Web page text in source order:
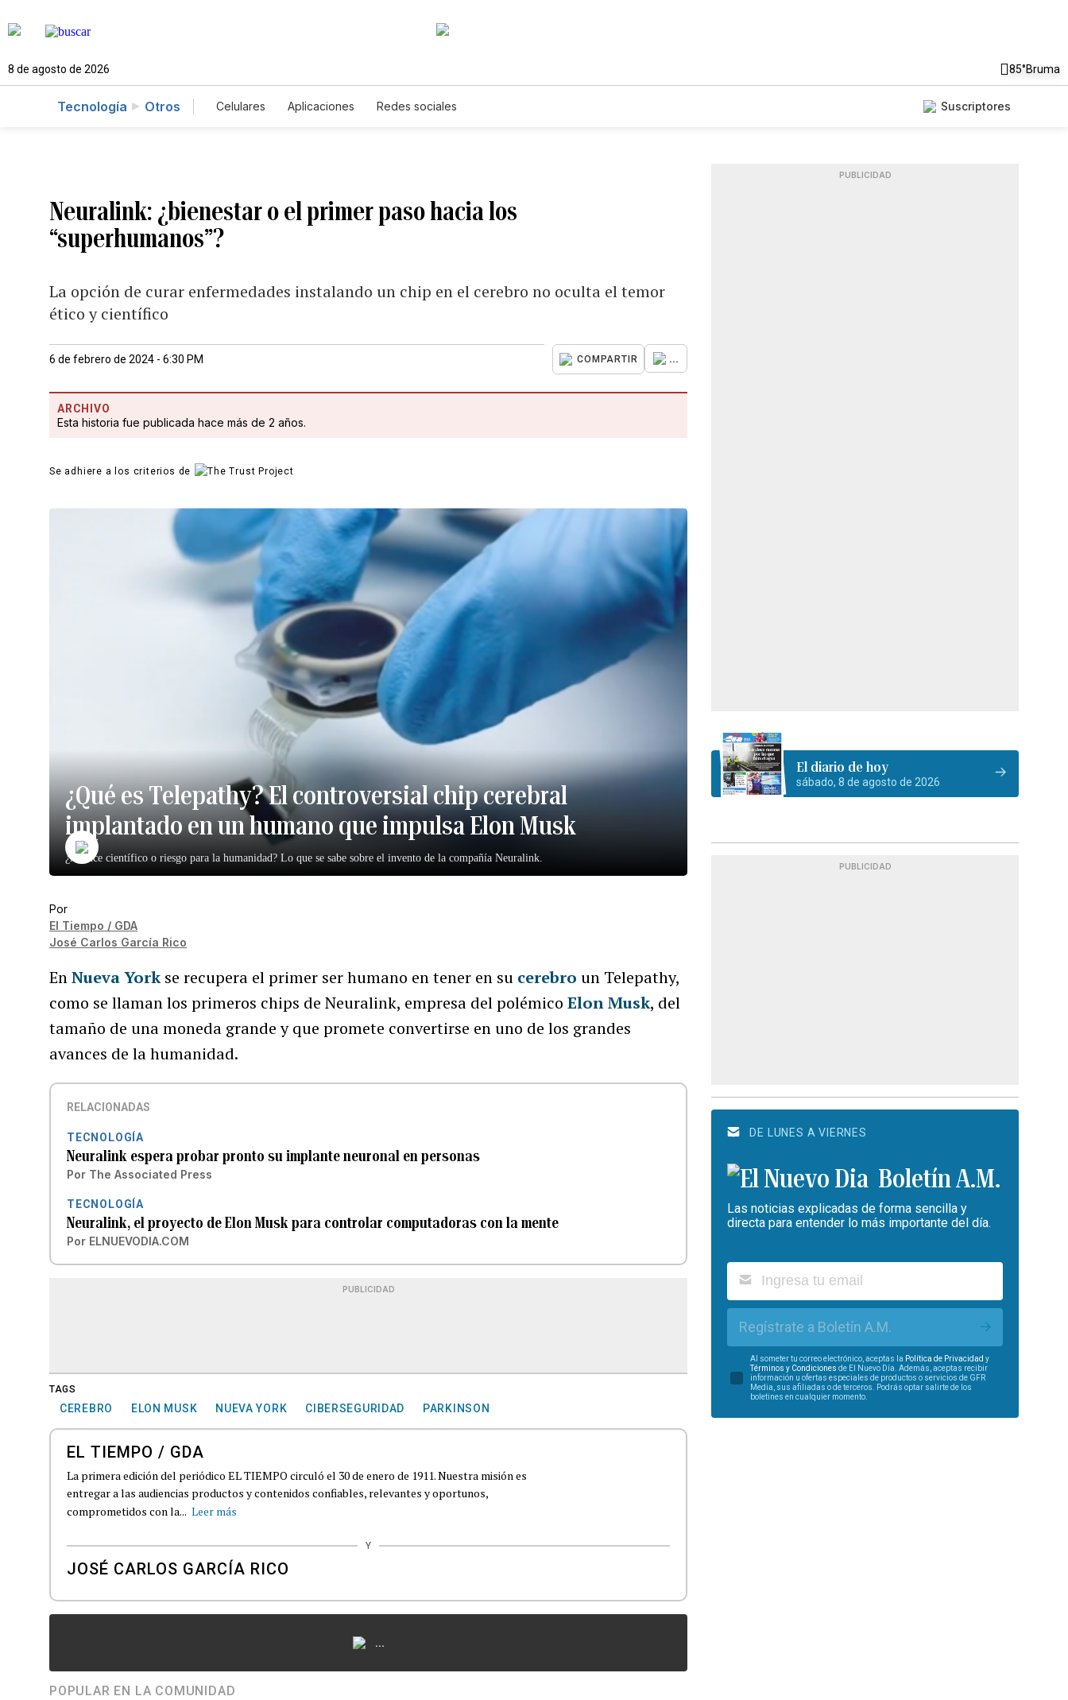
8 de agosto de 2026 85°Bruma
Tecnología Otros Celulares Aplicaciones Redes sociales Suscriptores
Neuralink: ¿bienestar o el primer paso hacia los
“superhumanos”?
La opción de curar enfermedades instalando un chip en el cerebro no oculta el temor
ético y científico
6 de febrero de 2024 - 6:30 PM COMPARTIR ...
ARCHIVO
Esta historia fue publicada hace más de 2 años.
Se adhiere a los criterios de
¿Qué es Telepathy? El controversial chip cerebral
implantado en un humano que impulsa Elon Musk
¿Avance científico o riesgo para la humanidad? Lo que se sabe sobre el invento de la compañía Neuralink.
Por
El Tiempo / GDA
José Carlos García Rico
EnNueva Yorkse recupera el primer ser humano en tener en su cerebro un Telepathy,
como se llaman los primeros chips de Neuralink, empresa del polémico Elon Musk, del
tamaño de una moneda grande y que promete convertirse en uno de los grandes
avances de la humanidad.
RELACIONADAS
TECNOLOGÍA
Neuralink espera probar pronto su implante neuronal en personas
Por The Associated Press
TECNOLOGÍA
Neuralink, el proyecto de Elon Musk para controlar computadoras con la mente
Por ELNUEVODIA.COM
PUBLICIDAD
TAGS
CEREBRO ELON MUSK NUEVA YORK CIBERSEGURIDAD PARKINSON
EL TIEMPO / GDA
La primera edición del periódico EL TIEMPO circuló el 30 de enero de 1911. Nuestra misión es
entregar a las audiencias productos y contenidos confiables, relevantes y oportunos,
comprometidos con la... Leer más
Y
JOSÉ CARLOS GARCÍA RICO
...
POPULAR EN LA COMUNIDAD
PUBLICIDAD
El diario de hoy
sábado, 8 de agosto de 2026
PUBLICIDAD
DE LUNES A VIERNES
Boletín A.M.
Las noticias explicadas de forma sencilla y
directa para entender lo más importante del día.
Regístrate a Boletín A.M.
Al someter tu correo electrónico, aceptas la Política de Privacidad y
Términos y Condiciones de El Nuevo Día. Además, aceptas recibir
información u ofertas especiales de productos o servicios de GFR
Media, sus afiliadas o de terceros. Podrás optar salirte de los
boletines en cualquier momento.